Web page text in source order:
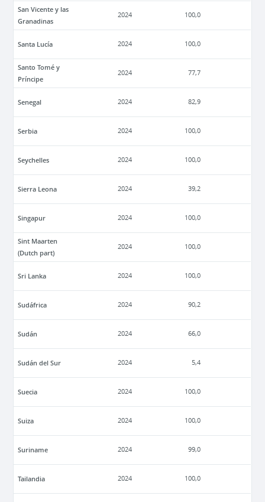
San Vicente y las
Granadinas
2024 100,0
Santa Lucía 2024 100,0
Santo Tomé y
Príncipe
2024 77,7
Senegal 2024 82,9
Serbia 2024 100,0
Seychelles 2024 100,0
Sierra Leona 2024 39,2
Singapur 2024 100,0
Sint Maarten
(Dutch part)
2024 100,0
Sri Lanka 2024 100,0
Sudáfrica 2024 90,2
Sudán 2024 66,0
Sudán del Sur 2024 5,4
Suecia 2024 100,0
Suiza 2024 100,0
Suriname 2024 99,0
Tailandia 2024 100,0